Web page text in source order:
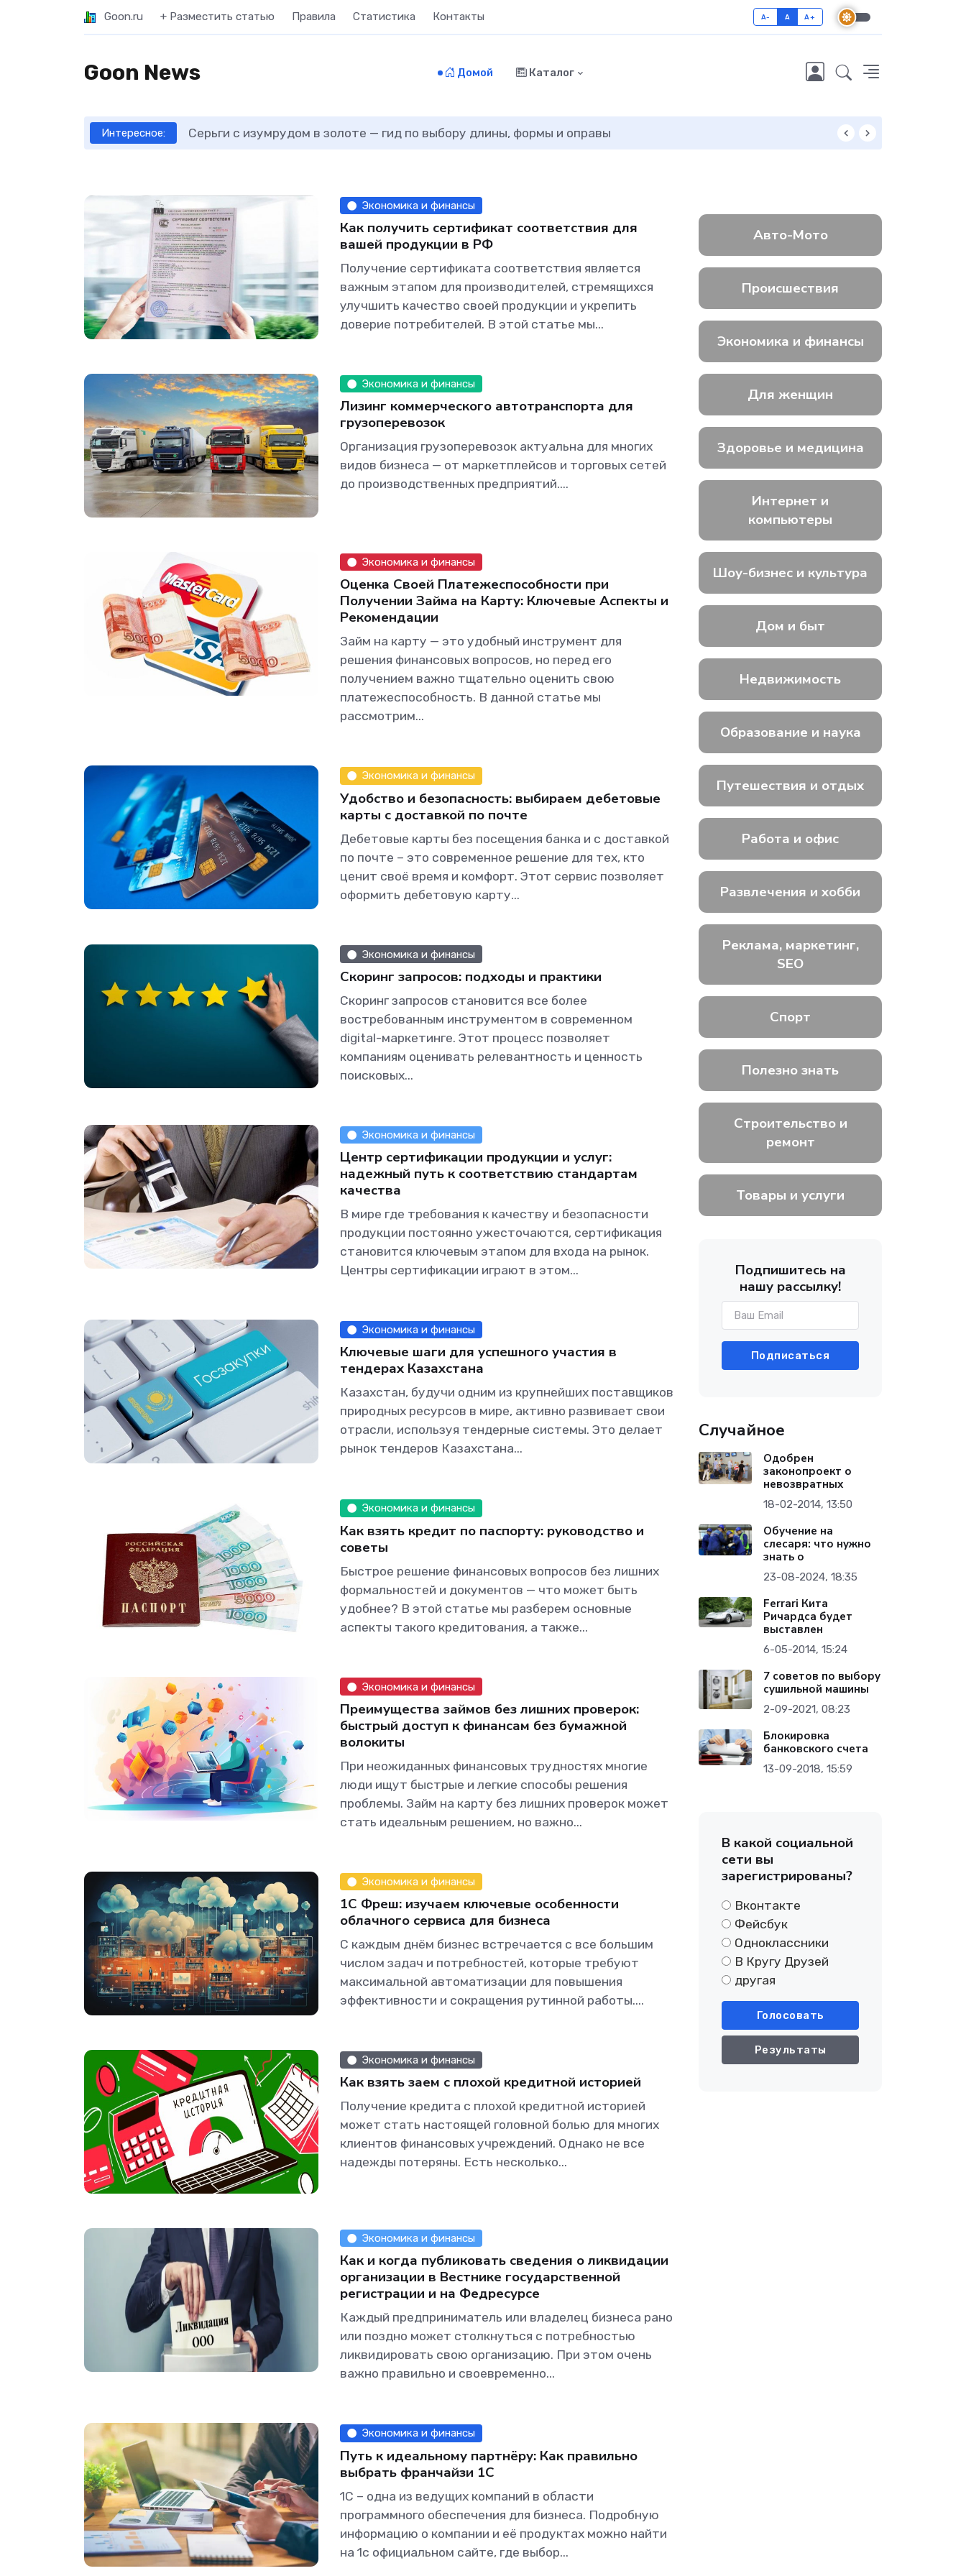
Goon.ru + Разместить статью Правила Статистика Контакты A- A A+
Goon News Домой Каталог
Интересное: Серьги с изумрудом в золоте — гид по выбору длины, формы и оправы
Экономика и финансы
Как получить сертификат соответствия для
вашей продукции в РФ
Получение сертификата соответствия является
важным этапом для производителей, стремящихся
улучшить качество своей продукции и укрепить
доверие потребителей. В этой статье мы...
Экономика и финансы
Лизинг коммерческого автотранспорта для
грузоперевозок
Организация грузоперевозок актуальна для многих
видов бизнеса — от маркетплейсов и торговых сетей
до производственных предприятий....
Экономика и финансы
Оценка Своей Платежеспособности при
Получении Займа на Карту: Ключевые Аспекты и
Рекомендации
Займ на карту — это удобный инструмент для
решения финансовых вопросов, но перед его
получением важно тщательно оценить свою
платежеспособность. В данной статье мы
рассмотрим...
Экономика и финансы
Удобство и безопасность: выбираем дебетовые
карты с доставкой по почте
Дебетовые карты без посещения банка и с доставкой
по почте – это современное решение для тех, кто
ценит своё время и комфорт. Этот сервис позволяет
оформить дебетовую карту...
Экономика и финансы
Скоринг запросов: подходы и практики
Скоринг запросов становится все более
востребованным инструментом в современном
digital-маркетинге. Этот процесс позволяет
компаниям оценивать релевантность и ценность
поисковых...
Экономика и финансы
Центр сертификации продукции и услуг:
надежный путь к соответствию стандартам
качества
В мире где требования к качеству и безопасности
продукции постоянно ужесточаются, сертификация
становится ключевым этапом для входа на рынок.
Центры сертификации играют в этом...
Экономика и финансы
Ключевые шаги для успешного участия в
тендерах Казахстана
Казахстан, будучи одним из крупнейших поставщиков
природных ресурсов в мире, активно развивает свои
отрасли, используя тендерные системы. Это делает
рынок тендеров Казахстана...
Экономика и финансы
Как взять кредит по паспорту: руководство и
советы
Быстрое решение финансовых вопросов без лишних
формальностей и документов — что может быть
удобнее? В этой статье мы разберем основные
аспекты такого кредитования, а также...
Экономика и финансы
Преимущества займов без лишних проверок:
быстрый доступ к финансам без бумажной
волокиты
При неожиданных финансовых трудностях многие
люди ищут быстрые и легкие способы решения
проблемы. Займ на карту без лишних проверок может
стать идеальным решением, но важно...
Экономика и финансы
1С Фреш: изучаем ключевые особенности
облачного сервиса для бизнеса
С каждым днём бизнес встречается с все большим
числом задач и потребностей, которые требуют
максимальной автоматизации для повышения
эффективности и сокращения рутинной работы....
Экономика и финансы
Как взять заем с плохой кредитной историей
Получение кредита с плохой кредитной историей
может стать настоящей головной болью для многих
клиентов финансовых учреждений. Однако не все
надежды потеряны. Есть несколько...
Экономика и финансы
Как и когда публиковать сведения о ликвидации
организации в Вестнике государственной
регистрации и на Федресурсе
Каждый предприниматель или владелец бизнеса рано
или поздно может столкнуться с потребностью
ликвидировать свою организацию. При этом очень
важно правильно и своевременно...
Экономика и финансы
Путь к идеальному партнёру: Как правильно
выбрать франчайзи 1C
1C – одна из ведущих компаний в области
программного обеспечения для бизнеса. Подробную
информацию о компании и её продуктах можно найти
на 1с официальном сайте, где выбор...
Авто-Мото
Происшествия
Экономика и финансы
Для женщин
Здоровье и медицина
Интернет и
компьютеры
Шоу-бизнес и культура
Дом и быт
Недвижимость
Образование и наука
Путешествия и отдых
Работа и офис
Развлечения и хобби
Реклама, маркетинг,
SEO
Спорт
Полезно знать
Строительство и
ремонт
Товары и услуги
Подпишитесь на
нашу рассылку!
Подписаться
Случайное
Одобрен
законопроект о
невозвратных
18-02-2014, 13:50
Обучение на
слесаря: что нужно
знать о
23-08-2024, 18:35
Ferrari Кита
Ричардса будет
выставлен
6-05-2014, 15:24
7 советов по выбору
сушильной машины
2-09-2021, 08:23
Блокировка
банковского счета
13-09-2018, 15:59
В какой социальной
сети вы
зарегистрированы?
Вконтакте
Фейсбук
Одноклассники
В Кругу Друзей
другая
Голосовать
Результаты